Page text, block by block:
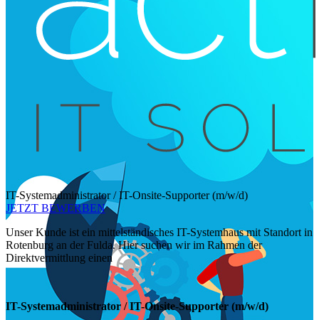
IT-Systemadministrator / IT-Onsite-Supporter (m/w/d)
JETZT BEWERBEN
Unser Kunde ist ein mittelständisches IT-Systemhaus mit Standort in
Rotenburg an der Fulda. Hier suchen wir im Rahmen der
Direktvermittlung einen
IT-Systemadministrator / IT-Onsite-Supporter (m/w/d)